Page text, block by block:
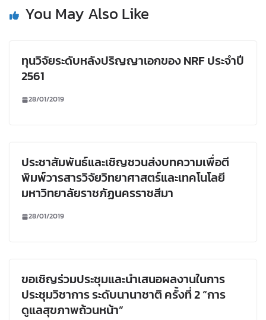
You May Also Like
ทุนวิจัยระดับหลังปริญญาเอกของ NRF ประจำปี
2561
28/01/2019
ประชาสัมพันธ์และเชิญชวนส่งบทความเพื่อตี
พิมพ์วารสารวิจัยวิทยาศาสตร์และเทคโนโลยี
มหาวิทยาลัยราชภัฏนครราชสีมา
28/01/2019
ขอเชิญร่วมประชุมและนำเสนอผลงานในการ
ประชุมวิชาการ ระดับนานาชาติ ครั้งที่ 2 “การ
ดูแลสุขภาพถ้วนหน้า”